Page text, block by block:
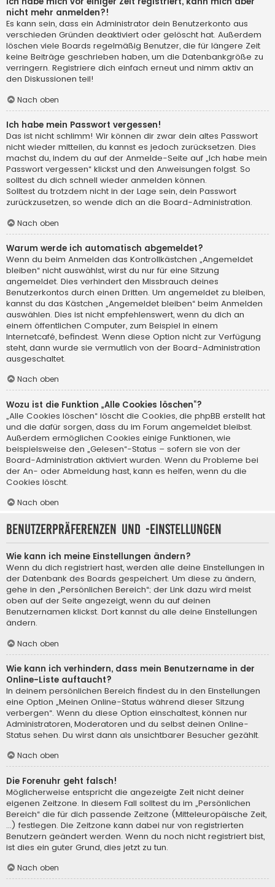
nicht mehr anmelden?!
Es kann sein, dass ein Administrator dein Benutzerkonto aus
verschieden Gründen deaktiviert oder gelöscht hat. Außerdem
löschen viele Boards regelmäßig Benutzer, die für längere Zeit
keine Beiträge geschrieben haben, um die Datenbankgröße zu
verringern. Registriere dich einfach erneut und nimm aktiv an
den Diskussionen teil!
Nach oben
Ich habe mein Passwort vergessen!
Das ist nicht schlimm! Wir können dir zwar dein altes Passwort
nicht wieder mitteilen, du kannst es jedoch zurücksetzen. Dies
machst du, indem du auf der Anmelde-Seite auf „Ich habe mein
Passwort vergessen“ klickst und den Anweisungen folgst. So
solltest du dich schnell wieder anmelden können.
Solltest du trotzdem nicht in der Lage sein, dein Passwort
zurückzusetzen, so wende dich an die Board-Administration.
Nach oben
Warum werde ich automatisch abgemeldet?
Wenn du beim Anmelden das Kontrollkästchen „Angemeldet
bleiben“ nicht auswählst, wirst du nur für eine Sitzung
angemeldet. Dies verhindert den Missbrauch deines
Benutzerkontos durch einen Dritten. Um angemeldet zu bleiben,
kannst du das Kästchen „Angemeldet bleiben“ beim Anmelden
auswählen. Dies ist nicht empfehlenswert, wenn du dich an
einem öffentlichen Computer, zum Beispiel in einem
Internetcafé, befindest. Wenn diese Option nicht zur Verfügung
steht, dann wurde sie vermutlich von der Board-Administration
ausgeschaltet.
Nach oben
Wozu ist die Funktion „Alle Cookies löschen“?
„Alle Cookies löschen“ löscht die Cookies, die phpBB erstellt hat
und die dafür sorgen, dass du im Forum angemeldet bleibst.
Außerdem ermöglichen Cookies einige Funktionen, wie
beispielsweise den „Gelesen“-Status – sofern sie von der
Board-Administration aktiviert wurden. Wenn du Probleme bei
der An- oder Abmeldung hast, kann es helfen, wenn du die
Cookies löscht.
Nach oben
Benutzerpräferenzen und -einstellungen
Wie kann ich meine Einstellungen ändern?
Wenn du dich registriert hast, werden alle deine Einstellungen in
der Datenbank des Boards gespeichert. Um diese zu ändern,
gehe in den „Persönlichen Bereich“; der Link dazu wird meist
oben auf der Seite angezeigt, wenn du auf deinen
Benutzernamen klickst. Dort kannst du alle deine Einstellungen
ändern.
Nach oben
Wie kann ich verhindern, dass mein Benutzername in der
Online-Liste auftaucht?
In deinem persönlichen Bereich findest du in den Einstellungen
eine Option „Meinen Online-Status während dieser Sitzung
verbergen“. Wenn du diese Option einschaltest, können nur
Administratoren, Moderatoren und du selbst deinen Online-
Status sehen. Du wirst dann als unsichtbarer Besucher gezählt.
Nach oben
Die Forenuhr geht falsch!
Möglicherweise entspricht die angezeigte Zeit nicht deiner
eigenen Zeitzone. In diesem Fall solltest du im „Persönlichen
Bereich“ die für dich passende Zeitzone (Mitteleuropäische Zeit,
...) festlegen. Die Zeitzone kann dabei nur von registrierten
Benutzern geändert werden. Wenn du noch nicht registriert bist,
ist dies ein guter Grund, dies jetzt zu tun.
Nach oben